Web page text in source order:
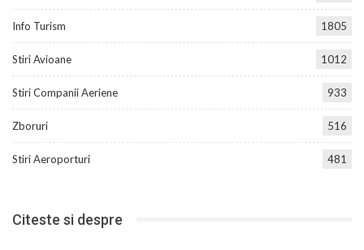
Info Turism 1805
Stiri Avioane 1012
Stiri Companii Aeriene 933
Zboruri 516
Stiri Aeroporturi 481
Citeste si despre